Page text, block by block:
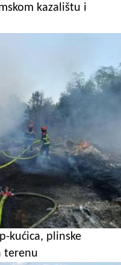
kazalištu i
kućica, plinske
terenu